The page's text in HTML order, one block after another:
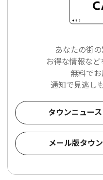
あなたの街
お得な情報な
無料でお
通知で見逃し
タウンニュー
メール版タウ